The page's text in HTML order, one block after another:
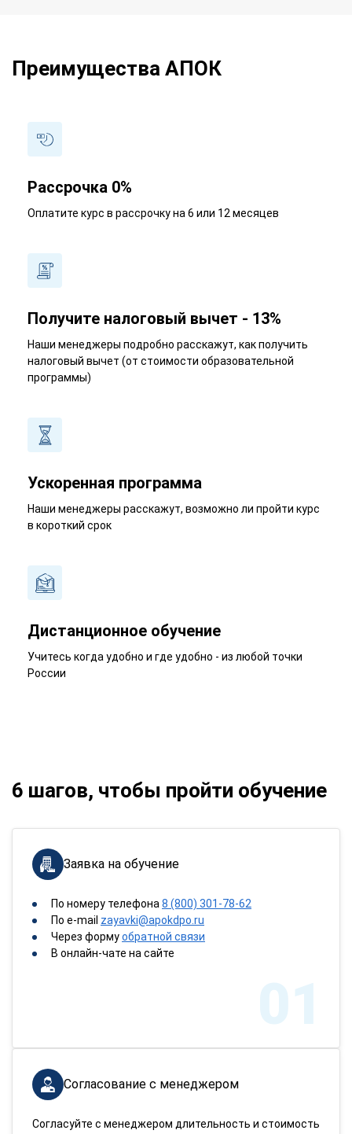
Преимущества АПОК
Рассрочка 0%
Оплатите курс в рассрочку на 6 или 12 месяцев
Получите налоговый вычет - 13%
Наши менеджеры подробно расскажут, как получить
налоговый вычет (от стоимости образовательной
программы)
Ускоренная программа
Наши менеджеры расскажут, возможно ли пройти курс
в короткий срок
Дистанционное обучение
Учитесь когда удобно и где удобно - из любой точки
России
6 шагов, чтобы пройти обучение
Заявка на обучение
По номеру телефона8 (800) 301-78-62
По e-mail zayavki@apokdpo.ru
Через формуобратной связи
В онлайн-чате на сайте
01
Согласование с менеджером
Согласуйте с менеджером длительность и стоимость